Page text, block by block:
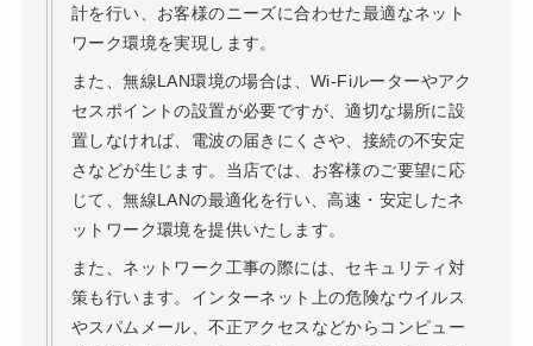
計を行い、お客様のニーズに合わせた最適なネット
ワーク環境を実現します。
また、無線LAN環境の場合は、Wi-Fiルーターやアク
セスポイントの設置が必要ですが、適切な場所に設
置しなければ、電波の届きにくさや、接続の不安定
さなどが生じます。当店では、お客様のご要望に応
じて、無線LANの最適化を行い、高速・安定したネ
ットワーク環境を提供いたします。
また、ネットワーク工事の際には、セキュリティ対
策も行います。インターネット上の危険なウイルス
やスパムメール、不正アクセスなどからコンピュー